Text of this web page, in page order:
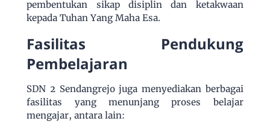
pembentukan sikap disiplin dan ketakwaan
kepada Tuhan Yang Maha Esa.
Fasilitas Pendukung
Pembelajaran
SDN 2 Sendangrejo juga menyediakan berbagai
fasilitas yang menunjang proses belajar
mengajar, antara lain: